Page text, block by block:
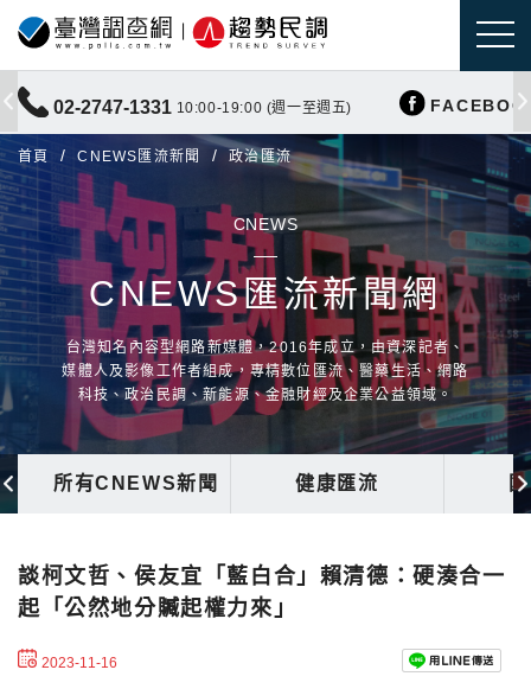
02-2747-1331 10:00-19:00 (週一至週五)
首頁 CNEWS匯流新聞 政治匯流
CNEWS
CNEWS匯流新聞網
台灣知名內容型網路新媒體，2016年成立，由資深記者、
媒體人及影像工作者組成，專精數位匯流、醫藥生活、網路
科技、政治民調、新能源、金融財經及企業公益領域。
所有CNEWS新聞 健康匯流
談柯文哲、侯友宜「藍白合」賴清德：硬湊合一
起「公然地分贓起權力來」
2023-11-16